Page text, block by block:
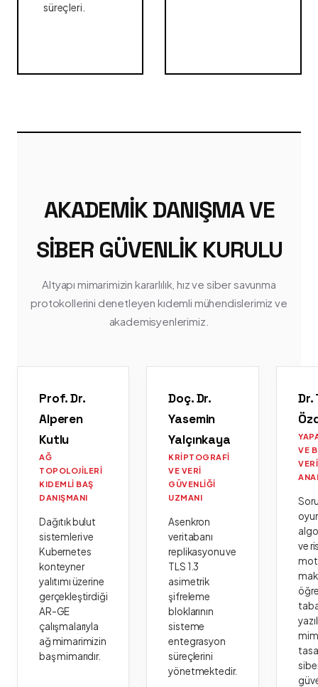
süreçleri.
AKADEMIK DANIŞMA VE
SIBER GÜVENLIK KURULU
Altyapı mimarimizin kararlılık, hız ve siber savunma
protokollerini denetleyen kıdemli mühendislerimiz ve
akademisyenlerimiz.
Prof. Dr.
Alperen
Kutlu
AĞ
TOPOLOJILERI
KIDEMLI BAŞ
DANIŞMANI
Dağıtık bulut
sistemleri ve
Kubernetes
konteyner
yalıtımı üzerine
gerçekleştirdiği
AR-GE
çalışmalarıyla
ağ mimarimizin
baş mimarıdır.
Doç. Dr.
Yasemin
Yalçınkaya
KRIPTOGRAFI
VE VERI
GÜVENLIĞI
UZMANI
Asenkron
veritabanı
replikasyonu ve
TLS 1.3
asimetrik
şifreleme
bloklarının
sisteme
entegrasyon
süreçlerini
yönetmektedir.
Dr.
VE
VERI
ve